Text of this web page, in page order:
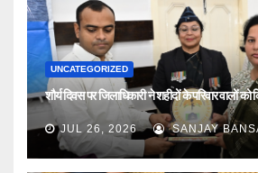
UNCATEGORIZED
शौर्य दिवस पर जिलाधिकारी ने शहीदों के परिवार वालों को
JUL 26, 2026 SANJAY